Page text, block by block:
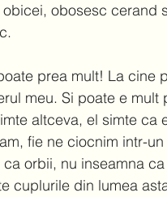
obicei, obosesc cerand
prea mult! La cine
meu. Si poate e
altceva, el simte ca
fie ne ciocnim intr-
orbii, nu inseamna
cuplurile din lumea